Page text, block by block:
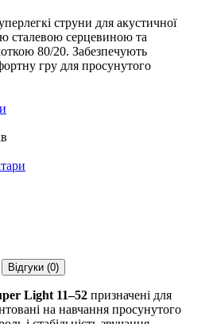
струни для акустичної
сталевою серцевиною та
80/20. Забезпечують
гру для просунутого
Відгуки (0)
Light 11–52 призначені для
на навчання просунутого